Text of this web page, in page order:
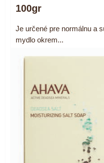
100gr
Je určené pre normálnu a
mydlo okrem...